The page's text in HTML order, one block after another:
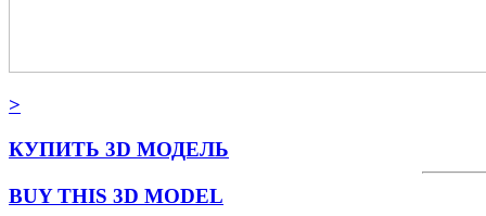
>
КУПИТЬ 3D МОДЕЛЬ
BUY THIS 3D MODEL